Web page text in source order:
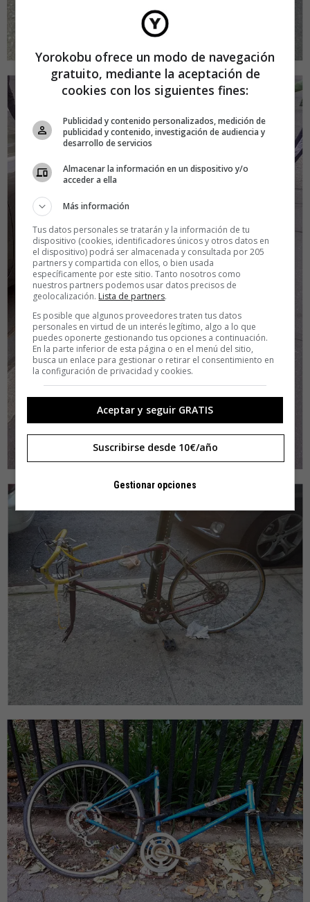
Yorokobu ofrece un modo de navegación
gratuito, mediante la aceptación de
cookies con los siguientes fines:
Publicidad y contenido personalizados, medición de
publicidad y contenido, investigación de audiencia y
desarrollo de servicios
Almacenar la información en un dispositivo y/o
acceder a ella
Más información
Tus datos personales se tratarán y la información de tu
dispositivo (cookies, identificadores únicos y otros datos en
el dispositivo) podrá ser almacenada y consultada por 205
partners y compartida con ellos, o bien usada
específicamente por este sitio. Tanto nosotros como
nuestros partners podemos usar datos precisos de
geolocalización. Lista de partners.
Es posible que algunos proveedores traten tus datos
personales en virtud de un interés legítimo, algo a lo que
puedes oponerte gestionando tus opciones a continuación.
En la parte inferior de esta página o en el menú del sitio,
busca un enlace para gestionar o retirar el consentimiento en
la configuración de privacidad y cookies.
Aceptar y seguir GRATIS
Suscribirse desde 10€/año
Gestionar opciones